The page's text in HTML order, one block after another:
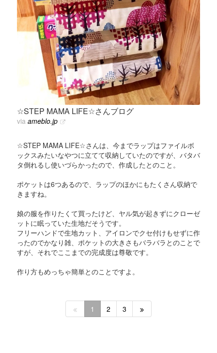
☆STEP MAMA LIFE☆さんブログ
via ameblo.jp
☆STEP MAMA LIFE☆さんは、今までラップはファイルボ
ックスみたいなやつに立てて収納していたのですが、バタバ
タ倒れるし使いづらかったので、作成したとのこと。
ポケットは6つあるので、ラップのほかにもたくさん収納で
きますね。
娘の服を作りたくて買ったけど、ヤル気が起きずにクローゼ
ットに眠っていた生地だそうです。
フリーハンドで生地カット、アイロンでクセ付けもせずに作
ったのでかなり雑、ポケットの大きさもバラバラとのことで
すが、それでここまでの完成度は尊敬です。
作り方もめっちゃ簡単とのことですよ。
1 2 3